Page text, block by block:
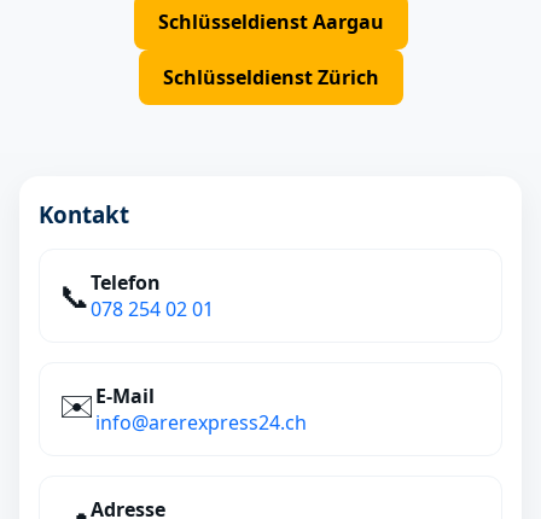
Schlüsseldienst Aargau
Schlüsseldienst Zürich
Kontakt
📞Telefon
078 254 02 01
✉️E‑Mail
info@arerexpress24.ch
Adresse